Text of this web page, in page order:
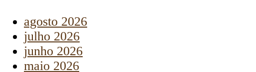
agosto 2026
julho 2026
junho 2026
maio 2026